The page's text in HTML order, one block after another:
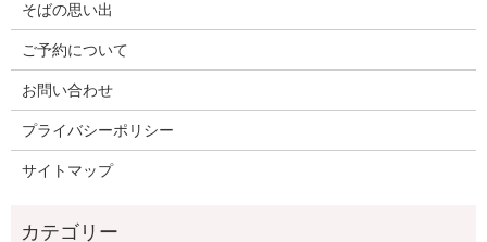
そばの思い出
ご予約について
お問い合わせ
プライバシーポリシー
サイトマップ